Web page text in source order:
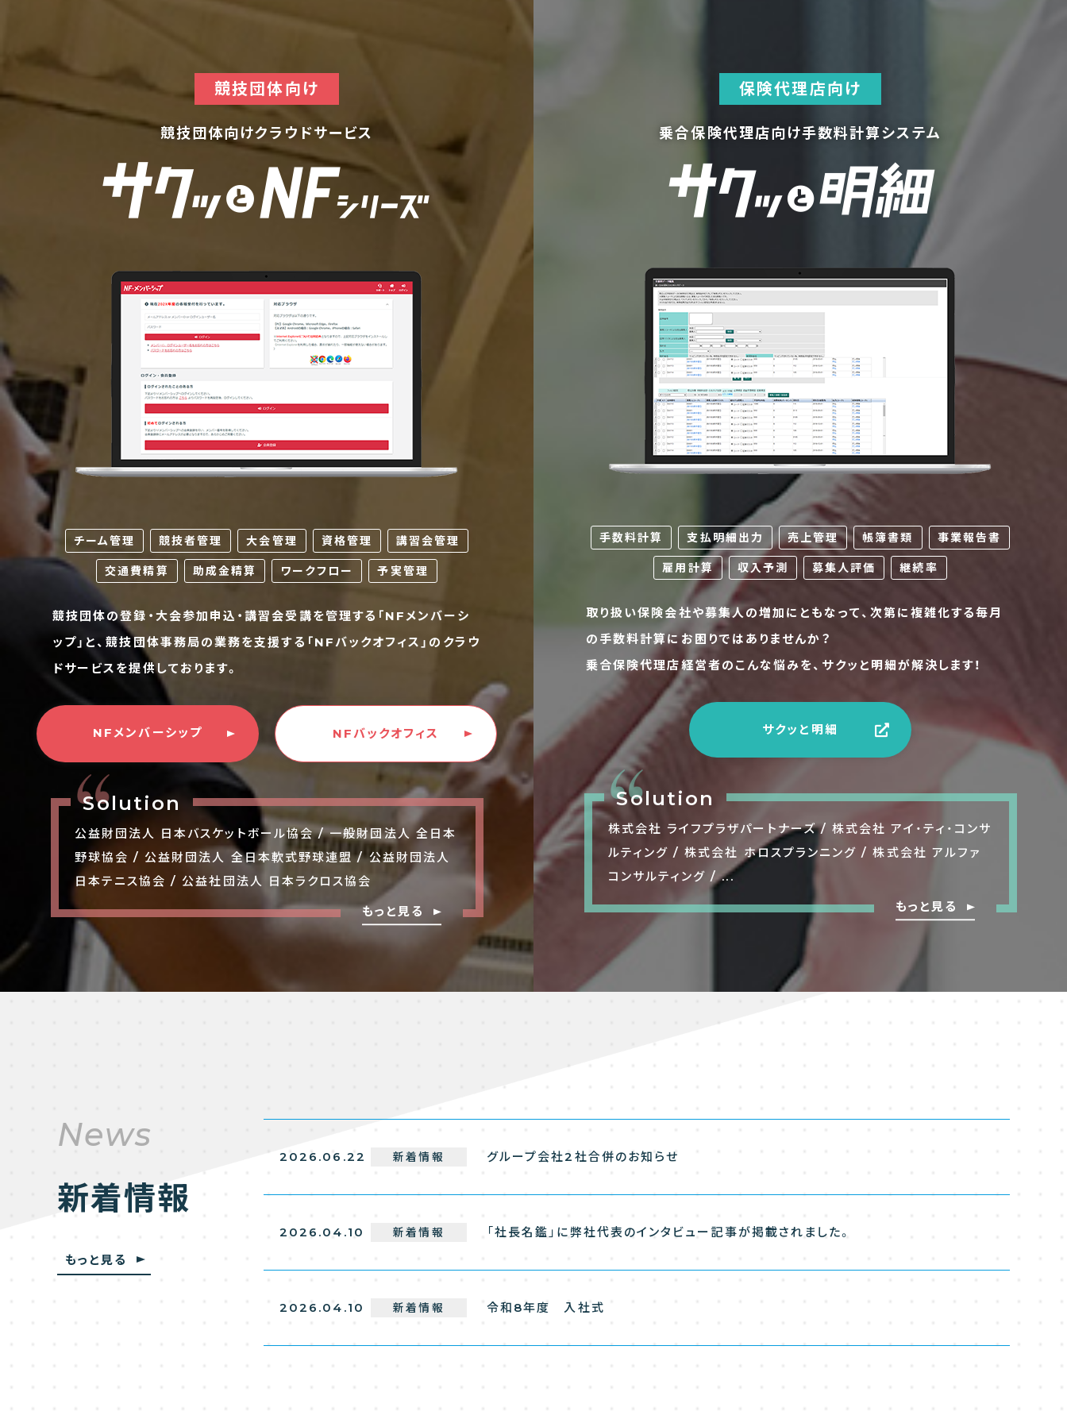
競技団体向け
競技団体向けクラウドサービス
チーム管理 競技者管理 大会管理 資格管理 講習会管理
交通費精算 助成金精算 ワークフロー 予実管理
競技団体の登録・大会参加申込・講習会受講を管理する「NFメンバーシ
ップ」と、競技団体事務局の業務を支援する「NFバックオフィス」のクラウ
ドサービスを提供しております。
NFメンバーシップ NFバックオフィス
Solution
公益財団法人 日本バスケットボール協会 / 一般財団法人 全日本
野球協会 / 公益財団法人 全日本軟式野球連盟 / 公益財団法人
日本テニス協会 / 公益社団法人 日本ラクロス協会
もっと見る
保険代理店向け
乗合保険代理店向け手数料計算システム
手数料計算 支払明細出力 売上管理 帳簿書類 事業報告書
雇用計算 収入予測 募集人評価 継続率
取り扱い保険会社や募集人の増加にともなって、次第に複雑化する毎月
の手数料計算にお困りではありませんか？
乗合保険代理店経営者のこんな悩みを、サクッと明細が解決します！
サクッと明細
Solution
株式会社 ライフプラザパートナーズ / 株式会社 アイ・ティ・コンサ
ルティング / 株式会社 ホロスプランニング / 株式会社 アルファ
コンサルティング / ...
もっと見る
News
新着情報
もっと見る
2026.06.22 新着情報 グループ会社2社合併のお知らせ
2026.04.10 新着情報 「社長名鑑」に弊社代表のインタビュー記事が掲載されました。
2026.04.10 新着情報 令和8年度 入社式